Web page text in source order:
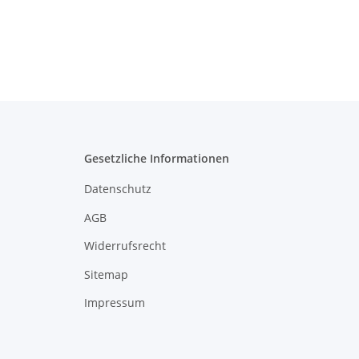
Gesetzliche Informationen
Datenschutz
AGB
Widerrufsrecht
Sitemap
Impressum